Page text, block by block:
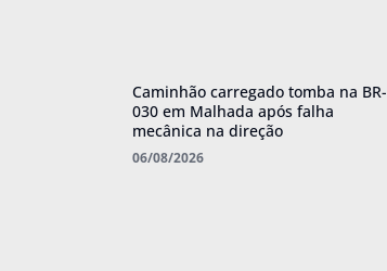
Caminhão carregado tomba na BR-
030 em Malhada após falha
mecânica na direção
06/08/2026